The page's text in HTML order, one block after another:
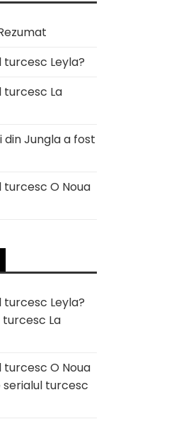
Leyla?
turcesc La
din Jungla a fost
O Noua
Leyla?
La
O Noua
turcesc